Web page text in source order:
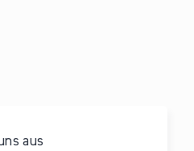
aus